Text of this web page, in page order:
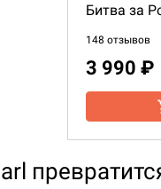
Битва за
148 отзывов
3 990 ₽